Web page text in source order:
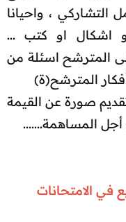
التشاركي ، واحيانا
اشكال او كتب ...
المترشح اسئلة من
المترشح(ة)
صورة عن القيمة
المساهمة.......
في الامتحانات